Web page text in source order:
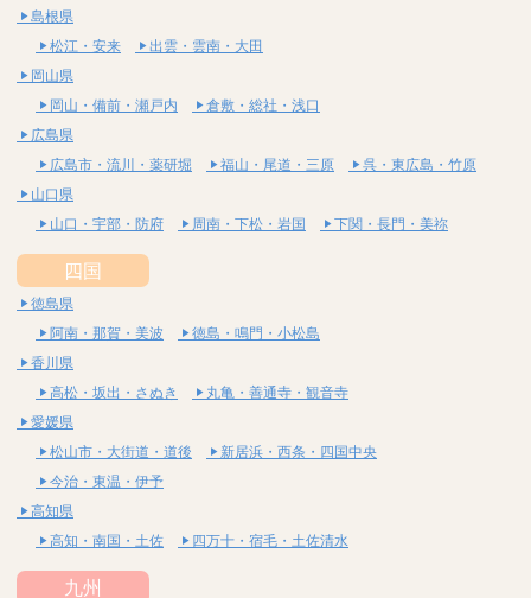
島根県
松江・安来
出雲・雲南・大田
岡山県
岡山・備前・瀬戸内
倉敷・総社・浅口
広島県
広島市・流川・薬研堀
福山・尾道・三原
呉・東広島・竹原
山口県
山口・宇部・防府
周南・下松・岩国 下関・長門・美祢
四国
徳島県
阿南・那賀・美波
徳島・鳴門・小松島
香川県
高松・坂出・さぬき
丸亀・善通寺・観音寺
愛媛県
松山市・大街道・道後
新居浜・西条・四国中央
今治・東温・伊予
高知県
高知・南国・土佐
四万十・宿毛・土佐清水
九州